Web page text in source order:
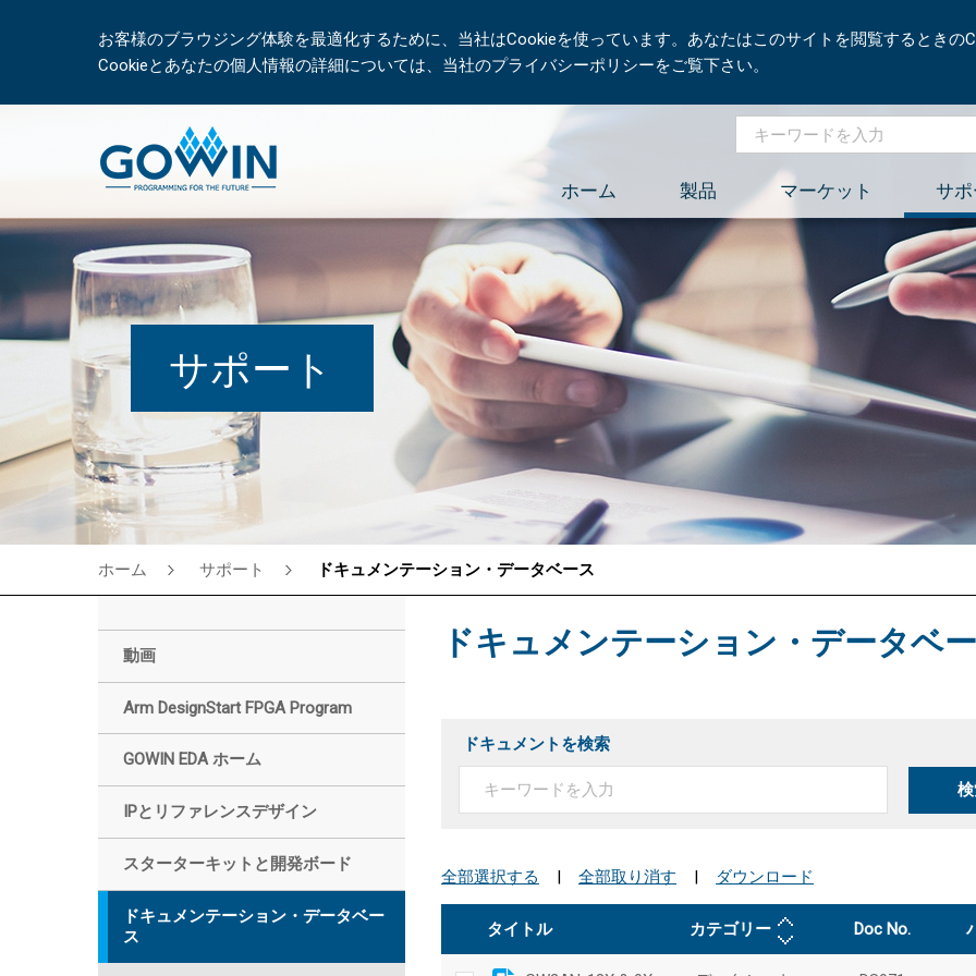
お客様のブラウジング体験を最適化するために、当社はCookieを使っています。あなたはこのサイトを閲覧するときの
Cookieとあなたの個人情報の詳細については、当社のプライバシーポリシーをご覧下さい。
ホーム 製品 マーケット サ
サポート
ホーム サポート ドキュメンテーション・データベース
動画
Arm DesignStart FPGA Program
GOWIN EDA ホーム
IPとリファレンスデザイン
スターターキットと開発ボード
ドキュメンテーション・データベー
ス
ドキュメンテーション・データベ
ドキュメントを検索